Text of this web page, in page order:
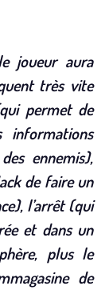
joueur aura
très vite
permet de
ennemis),
de faire un
l’arrêt (qui
et dans un
plus le
de